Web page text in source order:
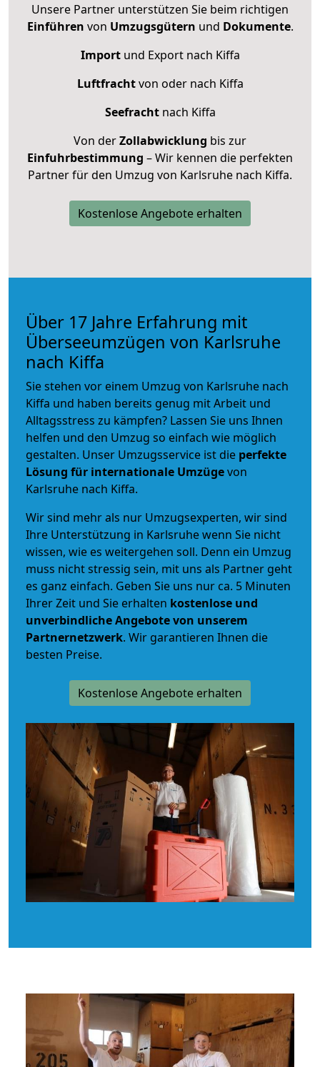
Unsere Partner unterstützen Sie beim richtigen
Einführen von Umzugsgütern und Dokumente.
Importund Export nach Kiffa
Luftfrachtvon oder nach Kiffa
Seefrachtnach Kiffa
Von derZollabwicklung bis zur
Einfuhrbestimmung – Wir kennen die perfekten
Partner für den Umzug von Karlsruhe nach Kiffa.
Kostenlose Angebote erhalten
Über 17 Jahre Erfahrung mit
Überseeumzügen von Karlsruhe
nach Kiffa
Sie stehen vor einem Umzug von Karlsruhe nach
Kiffa und haben bereits genug mit Arbeit und
Alltagsstress zu kämpfen? Lassen Sie uns Ihnen
helfen und den Umzug so einfach wie möglich
gestalten. Unser Umzugsservice ist die perfekte
Lösung für internationale Umzügevon
Karlsruhe nach Kiffa.
Wir sind mehr als nur Umzugsexperten, wir sind
Ihre Unterstützung in Karlsruhe wenn Sie nicht
wissen, wie es weitergehen soll. Denn ein Umzug
muss nicht stressig sein, mit uns als Partner geht
es ganz einfach. Geben Sie uns nur ca. 5 Minuten
Ihrer Zeit und Sie erhalten kostenlose und
unverbindlicheAngebote von unserem
Partnernetzwerk. Wir garantieren Ihnen die
besten Preise.
Kostenlose Angebote erhalten